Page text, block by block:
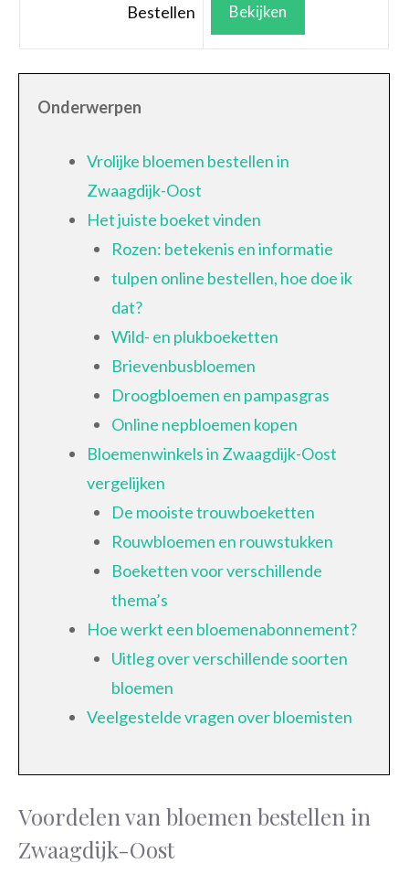
Bestellen Bekijken
Onderwerpen
Vrolijke bloemen bestellen in
Zwaagdijk-Oost
Het juiste boeket vinden
Rozen: betekenis en informatie
tulpen online bestellen, hoe doe ik
dat?
Wild- en plukboeketten
Brievenbusbloemen
Droogbloemen en pampasgras
Online nepbloemen kopen
Bloemenwinkels in Zwaagdijk-Oost
vergelijken
De mooiste trouwboeketten
Rouwbloemen en rouwstukken
Boeketten voor verschillende
thema’s
Hoe werkt een bloemenabonnement?
Uitleg over verschillende soorten
bloemen
Veelgestelde vragen over bloemisten
Voordelen van bloemen bestellen in
Zwaagdijk-Oost